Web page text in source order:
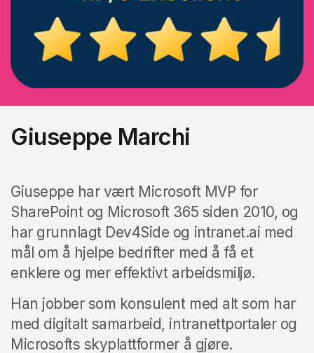
Giuseppe Marchi
Giuseppe har vært Microsoft MVP for
SharePoint og Microsoft 365 siden 2010, og
har grunnlagt Dev4Side og intranet.ai med
mål om å hjelpe bedrifter med å få et
enklere og mer effektivt arbeidsmiljø.
Han jobber som konsulent med alt som har
med digitalt samarbeid, intranettportaler og
Microsofts skyplattformer å gjøre.